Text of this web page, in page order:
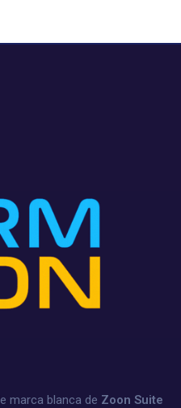
marca blanca de Zoon Suite